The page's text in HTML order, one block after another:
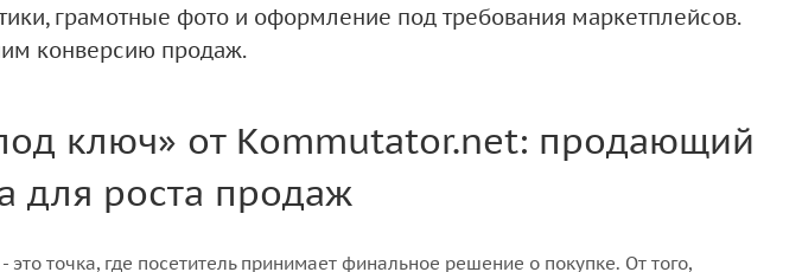
грамотные фото и оформление под требования маркетплейсов.
конверсию продаж.
ключ» от Kommutator.net: продающий
для роста продаж
это точка, где посетитель принимает финальное решение о покупке. От того,